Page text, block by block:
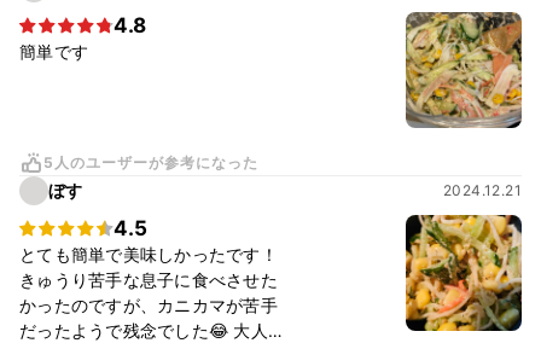
4.8
簡単です
5人のユーザーが参考になった
ぼす 2024.12.21
4.5
とても簡単で美味しかったです！
きゅうり苦手な息子に食べさせた
かったのですが、カニカマが苦手
だったようで残念でした😂 大人が